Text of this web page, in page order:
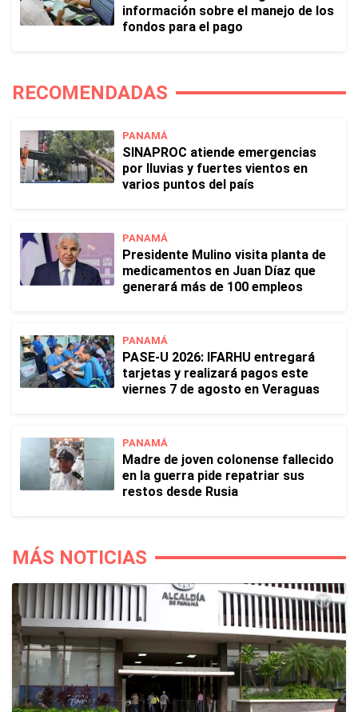
información sobre el manejo de los
fondos para el pago
RECOMENDADAS
PANAMÁ
SINAPROC atiende emergencias
por lluvias y fuertes vientos en
varios puntos del país
PANAMÁ
Presidente Mulino visita planta de
medicamentos en Juan Díaz que
generará más de 100 empleos
PANAMÁ
PASE-U 2026: IFARHU entregará
tarjetas y realizará pagos este
viernes 7 de agosto en Veraguas
PANAMÁ
Madre de joven colonense fallecido
en la guerra pide repatriar sus
restos desde Rusia
MÁS NOTICIAS